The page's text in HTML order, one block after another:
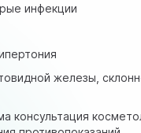
инфекции
железы,
консультация